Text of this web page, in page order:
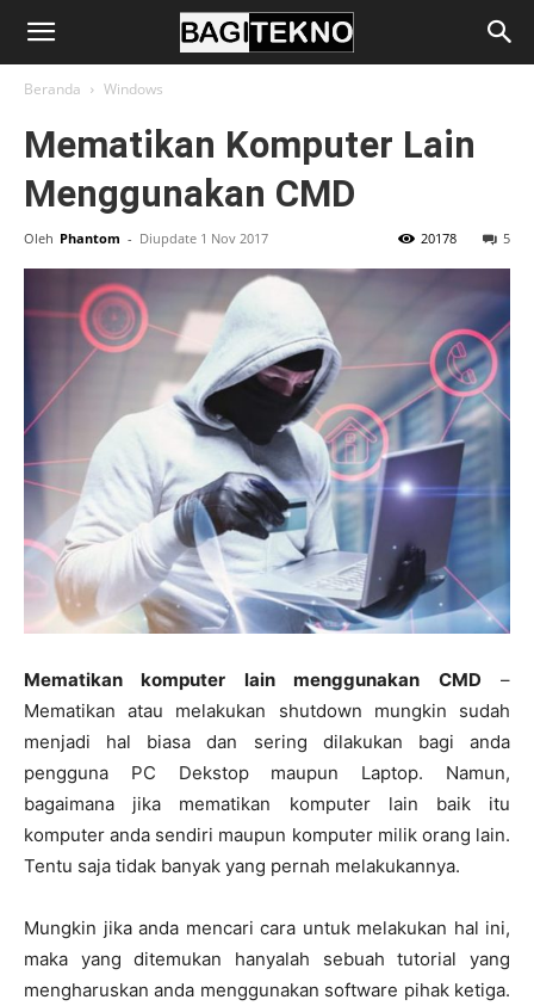
BagiTekno
Beranda Windows
Mematikan Komputer Lain
Menggunakan CMD
Oleh Phantom - Diupdate 1 Nov 2017 5
20178
Mematikan komputer lain menggunakan CMD –
Mematikan atau melakukan shutdown mungkin sudah
menjadi hal biasa dan sering dilakukan bagi anda
pengguna PC Dekstop maupun Laptop. Namun,
bagaimana jika mematikan komputer lain baik itu
komputer anda sendiri maupun komputer milik orang lain.
Tentu saja tidak banyak yang pernah melakukannya.
Mungkin jika anda mencari cara untuk melakukan hal ini,
maka yang ditemukan hanyalah sebuah tutorial yang
mengharuskan anda menggunakan software pihak ketiga.